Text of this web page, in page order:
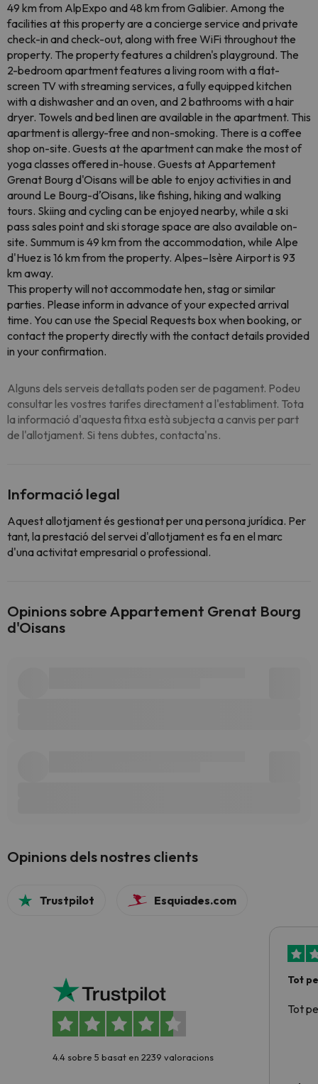
49 km from AlpExpo and 48 km from Galibier. Among the
facilities at this property are a concierge service and private
check-in and check-out, along with free WiFi throughout the
property. The property features a children's playground. The
2-bedroom apartment features a living room with a flat-
screen TV with streaming services, a fully equipped kitchen
with a dishwasher and an oven, and 2 bathrooms with a hair
dryer. Towels and bed linen are available in the apartment. This
apartment is allergy-free and non-smoking. There is a coffee
shop on-site. Guests at the apartment can make the most of
yoga classes offered in-house. Guests at Appartement
Grenat Bourg d'Oisans will be able to enjoy activities in and
around Le Bourg-dʼOisans, like fishing, hiking and walking
tours. Skiing and cycling can be enjoyed nearby, while a ski
pass sales point and ski storage space are also available on-
site. Summum is 49 km from the accommodation, while Alpe
d'Huez is 16 km from the property. Alpes–Isère Airport is 93
km away.
This property will not accommodate hen, stag or similar
parties. Please inform in advance of your expected arrival
time. You can use the Special Requests box when booking, or
contact the property directly with the contact details provided
in your confirmation.
Alguns dels serveis detallats poden ser de pagament. Podeu
consultar les vostres tarifes directament a l'establiment. Tota
la informació d'aquesta fitxa està subjecta a canvis per part
de l'allotjament. Si tens dubtes, contacta'ns.
Informació legal
Aquest allotjament és gestionat per una persona jurídica. Per
tant, la prestació del servei d'allotjament es fa en el marc
d'una activitat empresarial o professional.
Opinions sobre Appartement Grenat Bourg
d'Oisans
Opinions dels nostres clients
Trustpilot Esquiades.com
4.4 sobre 5 basat en 2239 valoracions
Tot
Tot